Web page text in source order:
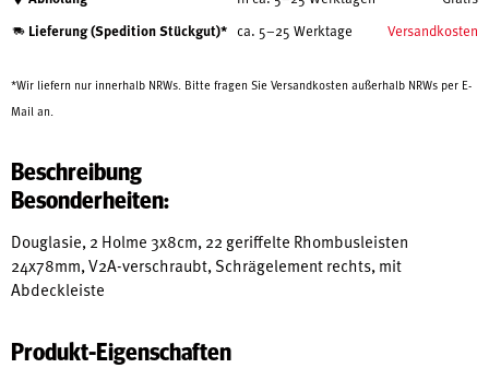
Lieferung (Spedition Stückgut)* ca. 5–25 Werktage Versandkosten
*Wir liefern nur innerhalb NRWs. Bitte fragen Sie Versandkosten außerhalb NRWs per E-
Mail an.
Beschreibung
Besonderheiten:
Douglasie, 2 Holme 3x8cm, 22 geriffelte Rhombusleisten
24x78mm, V2A-verschraubt, Schrägelement rechts, mit
Abdeckleiste
Produkt-Eigenschaften